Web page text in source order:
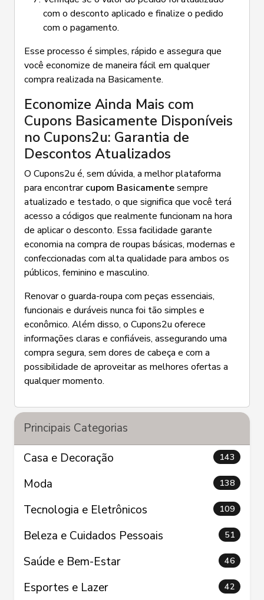
com o desconto aplicado e finalize o pedido
com o pagamento.
Esse processo é simples, rápido e assegura que
você economize de maneira fácil em qualquer
compra realizada na Basicamente.
Economize Ainda Mais com
Cupons Basicamente Disponíveis
no Cupons2u: Garantia de
Descontos Atualizados
O Cupons2u é, sem dúvida, a melhor plataforma
para encontrarcupom Basicamentesempre
atualizado e testado, o que significa que você terá
acesso a códigos que realmente funcionam na hora
de aplicar o desconto. Essa facilidade garante
economia na compra de roupas básicas, modernas e
confeccionadas com alta qualidade para ambos os
públicos, feminino e masculino.
Renovar o guarda-roupa com peças essenciais,
funcionais e duráveis nunca foi tão simples e
econômico. Além disso, o Cupons2u oferece
informações claras e confiáveis, assegurando uma
compra segura, sem dores de cabeça e com a
possibilidade de aproveitar as melhores ofertas a
qualquer momento.
Principais Categorias
Casa e Decoração
143
Moda 138
Tecnologia e Eletrônicos 109
Beleza e Cuidados Pessoais 51
Saúde e Bem-Estar 46
Esportes e Lazer 42